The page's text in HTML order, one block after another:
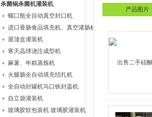
杀菌锅杀菌机灌装机
螺口瓶全自动真空封口机
进口香肠食品填充机、真空灌肠机
屋顶盒灌装机
寒天晶球浇注成型机
麻薯、年糕蒸炼机
火腿肠全自动填充结扎机
全自动封罐机马口铁封盖机
自立袋灌装机
玻璃胶软包装机 玻璃胶灌装机
产品图片